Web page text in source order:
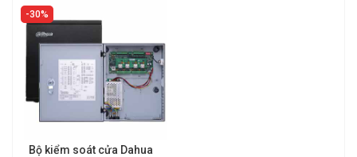
30%
Bộ kiểm soát cửa Dahua